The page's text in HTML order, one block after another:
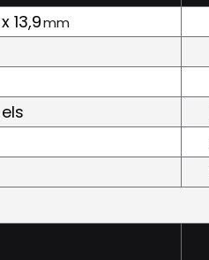
x 13,9mm